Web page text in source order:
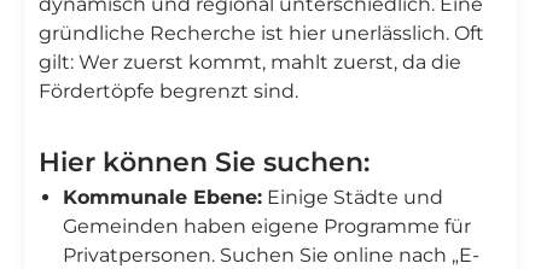
gründliche Recherche ist hier unerlässlich. Oft
gilt: Wer zuerst kommt, mahlt zuerst, da die
Fördertöpfe begrenzt sind.
Hier können Sie suchen:
Kommunale Ebene: Einige Städte und
Gemeinden haben eigene Programme für
Privatpersonen. Suchen Sie online nach „E-